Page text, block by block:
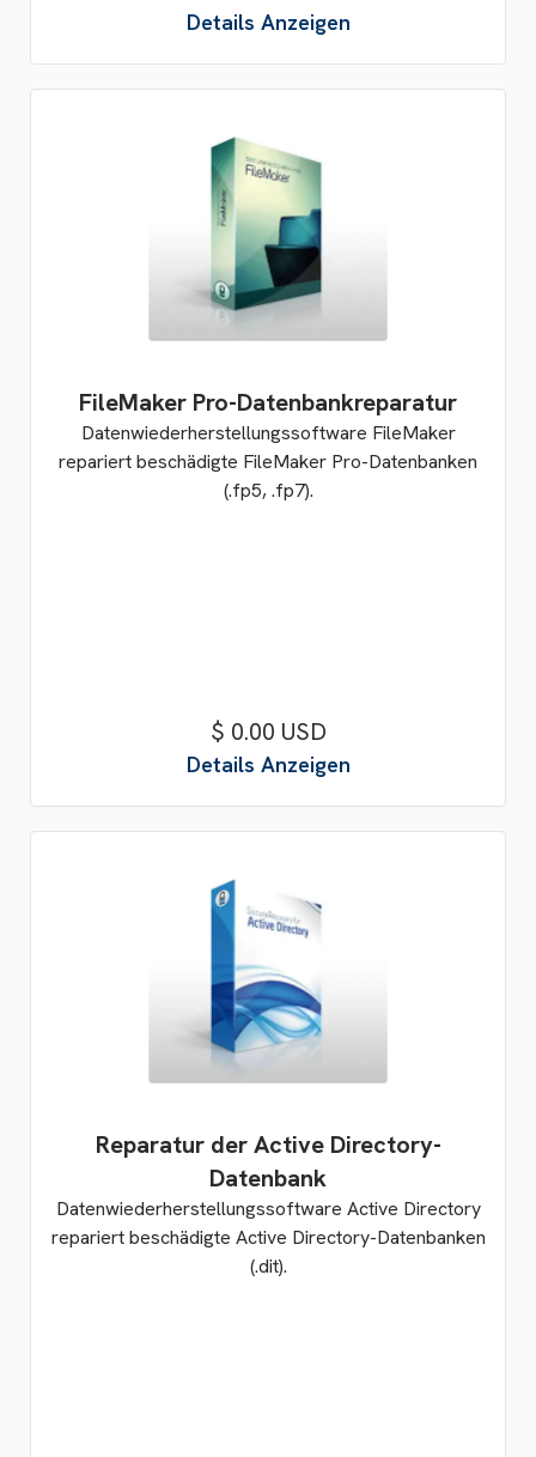
Details Anzeigen
FileMaker Pro-Datenbankreparatur
Datenwiederherstellungssoftware FileMaker
repariert beschädigte FileMaker Pro-Datenbanken
(.fp5, .fp7).
$ 0.00 USD
Details Anzeigen
Reparatur der Active Directory-
Datenbank
Datenwiederherstellungssoftware Active Directory
repariert beschädigte Active Directory-Datenbanken
(.dit).